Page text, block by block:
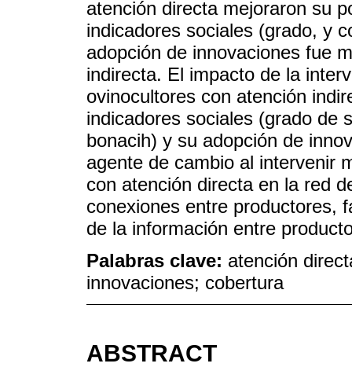
atención directa mejoraron su
indicadores sociales (grado, y
adopción de innovaciones fue
indirecta. El impacto de la
ovinocultores con atención
indicadores sociales (grado de
bonacih) y su adopción de
agente de cambio al intervenir
con atención directa en la red
conexiones entre productores,
de la información entre
Palabras clave: atención
innovaciones; cobertura
ABSTRACT